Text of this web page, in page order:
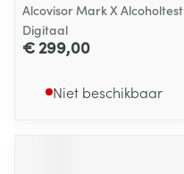
Alcovisor Mark X Alcoholtest
Digitaal
€ 299,00
Niet beschikbaar